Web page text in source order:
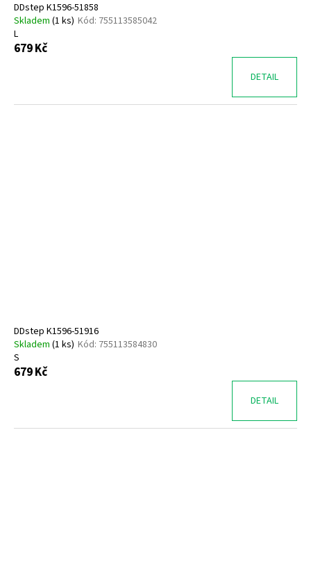
DDstep K1596-51858
Skladem (1 ks) Kód: 755113585042
L
679 Kč
DETAIL
DDstep K1596-51916
Skladem (1 ks) Kód: 755113584830
S
679 Kč
DETAIL